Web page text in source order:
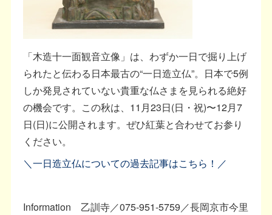
「木造十一面観音立像」は、わずか一日で掘り上げ
られたと伝わる日本最古の“一日造立仏”。日本で5例
しか発見されていない貴重な仏さまを見られる絶好
の機会です。この秋は、11月23日(日・祝)〜12月7
日(日)に公開されます。ぜひ紅葉と合わせてお参り
ください。
＼一日造立仏についての過去記事はこちら！／
Information 乙訓寺／075-951-5759／長岡京市今里